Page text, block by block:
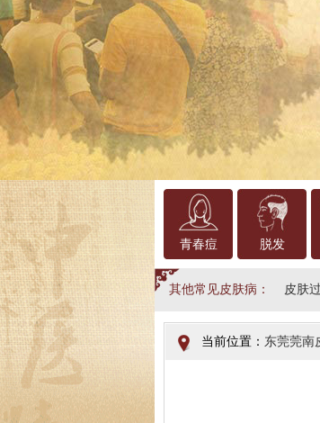
青春痘 脱发
其他常见皮肤病： 皮肤
当前位置： 东莞莞南